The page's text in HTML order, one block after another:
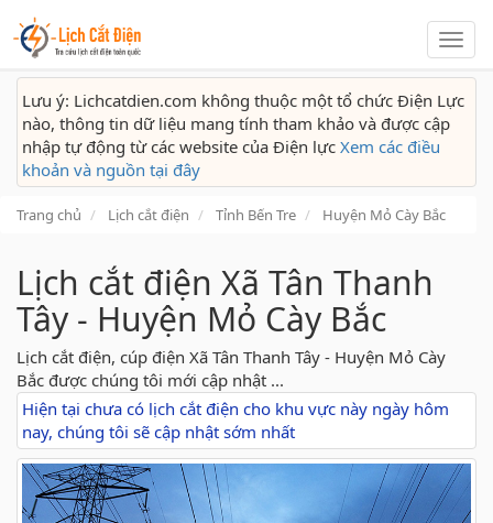
Lịch
cắt
Lưu ý: Lichcatdien.com không thuộc một tổ chức Điện Lực
nào, thông tin dữ liệu mang tính tham khảo và được cập
nhập tự động từ các website của Điện lực Xem các điều
khoản và nguồn tại đây
Trang chủ Lịch cắt điện Tỉnh Bến Tre Huyện Mỏ Cày Bắc
Lịch cắt điện Xã Tân Thanh
Tây - Huyện Mỏ Cày Bắc
Lịch cắt điện, cúp điện Xã Tân Thanh Tây - Huyện Mỏ Cày
Bắc được chúng tôi mới cập nhật ...
Hiện tại chưa có lịch cắt điện cho khu vực này ngày hôm
nay, chúng tôi sẽ cập nhật sớm nhất